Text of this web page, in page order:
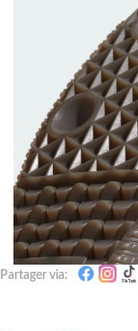
Partager via: